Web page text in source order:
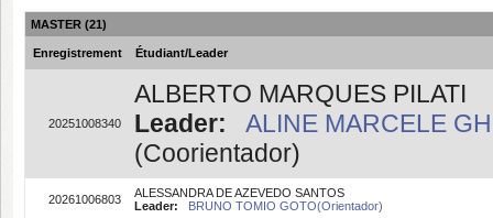
MASTER (21)
Enregistrement Étudiant/Leader
20251008340
ALBERTO MARQUES PILATI
Leader:
ALINE MARCELE
(Coorientador)
20261006803
ALESSANDRA DE AZEVEDO SANTOS
Leader:
BRUNO TOMIO GOTO(Orientador)